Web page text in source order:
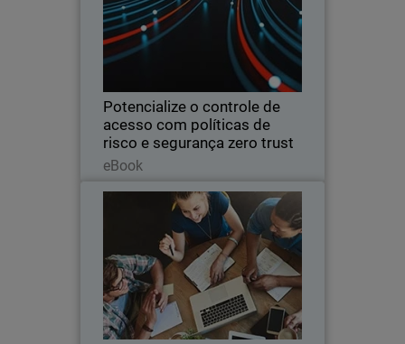
Potencialize o controle de
acesso com políticas de
risco e segurança zero trust
eBook
Body
A habilitação de uma estrutura de
riscos zero trust melhora a segurança e
a experiência dos usuários priorizando
a proteção de recursos com base no
risco e no tipo de usuário.
Leia agora
Viabilização do aprendizado
seguro no ensino superior
Conheça as práticas de segurança que
podem ajudar as escolas a viabilizar
tecnologias modernas para ampliar o
acesso ao aprendizado